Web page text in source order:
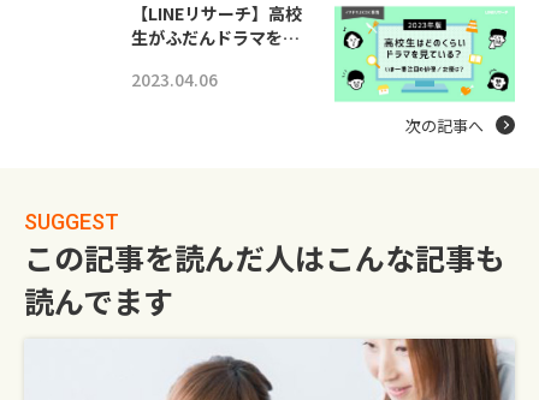
【LINEリサーチ】高校
生がふだんドラマを…
2023.04.06
次の記事へ
SUGGEST
この記事を読んだ人はこんな記事も
読んでます